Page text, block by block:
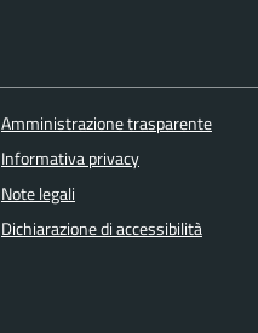
Amministrazione trasparente
Informativa privacy
Note legali
Dichiarazione di accessibilità